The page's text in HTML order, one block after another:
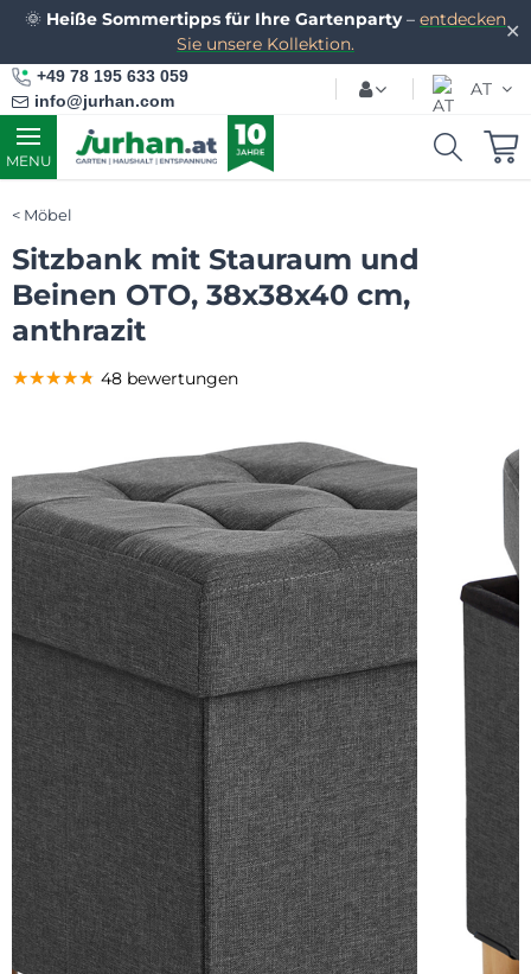
✕
🌞 Heiße Sommertipps für Ihre Gartenparty– entdecken
Sie unsere Kollektion.
+49 78 195 633 059
info@jurhan.com
AT
MENU
Möbel
Sitzbank mit Stauraum und
Beinen OTO, 38x38x40 cm,
anthrazit
★★★★★
★★★★★
★★★★★ 48 bewertungen